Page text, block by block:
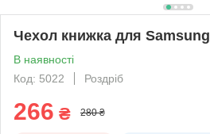
Чехол книжка для
В наявності
Код: 5022
Роздріб
266 ₴ 280 ₴